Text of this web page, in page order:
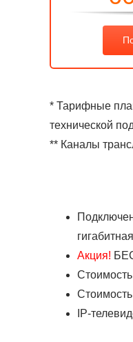
* Тарифные
технической
** Каналы
Акция!
IP-